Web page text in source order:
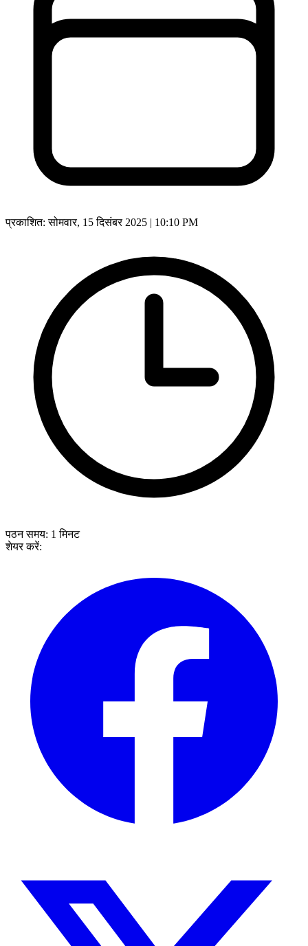
प्रकाशित:सोमवार, 15 दिसंबर 2025 | 10:10 PM
पठन समय: 1 मिनट
शेयर करें: